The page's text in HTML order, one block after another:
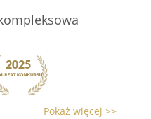
Pokaż więcej >>